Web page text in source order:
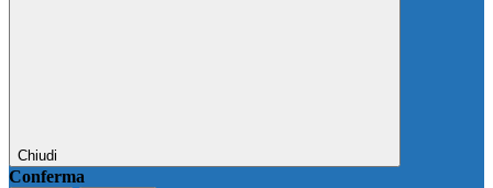
Chiudi
Conferma